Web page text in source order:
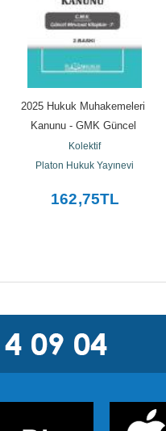
2025 Hukuk Muhakemeleri
Kanunu - GMK Güncel
Mevzuat Kitapları 7
Kolektif
Platon Hukuk Yayınevi
162,75TL